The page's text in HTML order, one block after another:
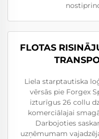
FLOTAS
Liela starptautiska
vērsās pie Forgex
izturīgus 26 collu
komerciālajai
Darbojoties
uzņēmumam